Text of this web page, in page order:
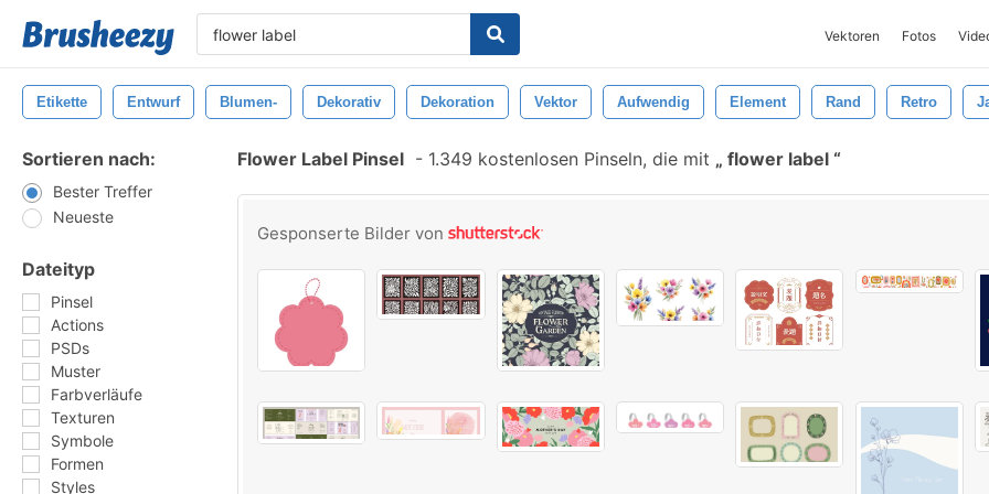
Vektoren Fotos
Etikette Entwurf Blumen- Dekorativ Dekoration Vektor Aufwendig Element Rand Retro
Sortieren nach:
Bester Treffer
Neueste
Dateityp
Pinsel
Actions
PSDs
Muster
Farbverläufe
Texturen
Symbole
Formen
Styles
Flower Label Pinsel - 1.349 kostenlosen Pinseln, die mit flower label
Gesponserte Bilder von